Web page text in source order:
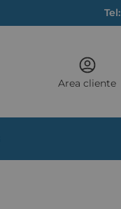
Tel:
Area cliente